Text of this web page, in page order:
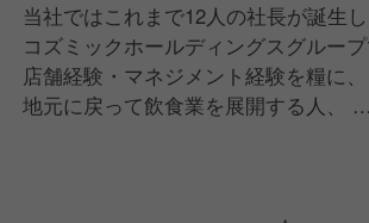
当社ではこれまで12人の社長が誕生し
コズミックホールディングスグルー
店舗経験・マネジメント経験を糧に、
地元に戻って飲食業を展開する人、